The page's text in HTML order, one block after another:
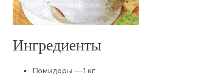
Ингредиенты
Помидоры —1кг.